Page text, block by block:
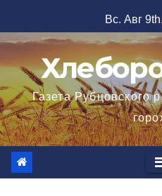
к
Вс. Авг
Газета Рубцовского